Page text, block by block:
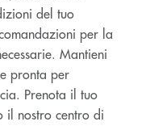
del tuo
per la
Mantieni
pronta per
Prenota il tuo
il nostro centro di